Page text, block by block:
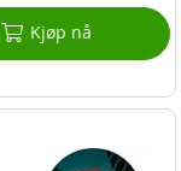
Kjøp nå